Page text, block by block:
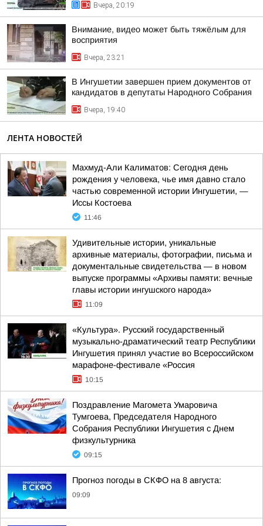
Вчера, 20:19
Внимание, видео может быть тяжёлым для
восприятия
Вчера, 23:21
В Ингушетии завершен прием документов от
кандидатов в депутаты Народного Собрания
Вчера, 19:40
ЛЕНТА НОВОСТЕЙ
Махмуд-Али Калиматов: Сегодня день
рождения у человека, чье имя давно стало
частью современной истории Ингушетии, —
Иссы Костоева
11:46
Удивительные истории, уникальные
архивные материалы, фотографии, письма и
документальные свидетельства — в новом
выпуске программы «Архивы памяти: вечные
главы истории ингушского народа»
11:09
«Культура». Русский государственный
музыкально-драматический театр Республики
Ингушетия принял участие во Всероссийском
марафоне-фестивале «Россия
10:15
Поздравление Магомета Умаровича
Тумгоева, Председателя Народного
Собрания Республики Ингушетия с Днем
физкультурника
09:15
Прогноз погоды в СКФО на 8 августа:
09:09